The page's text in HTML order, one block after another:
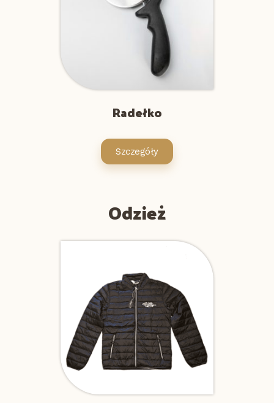
Radełko
Szczegóły
Odzież